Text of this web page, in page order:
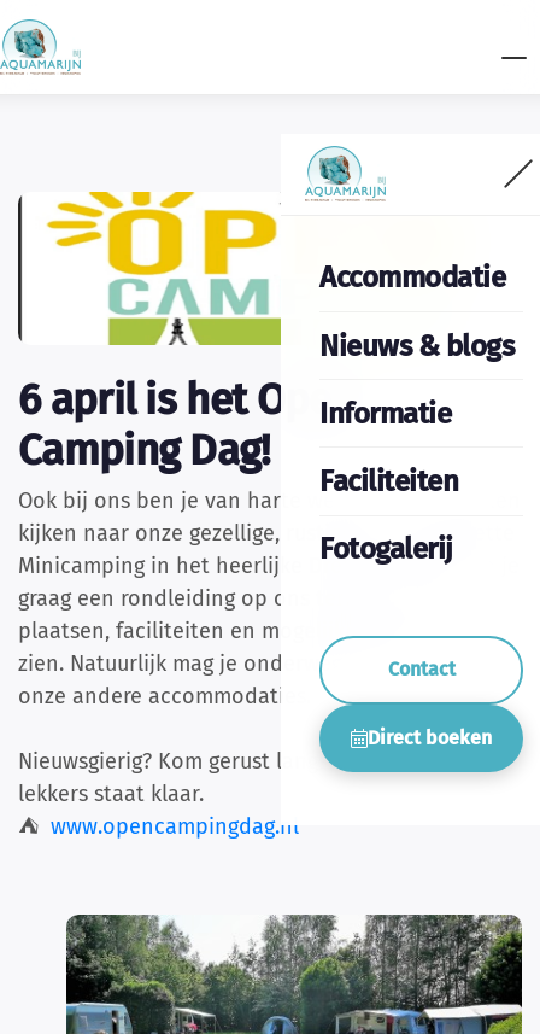
Accommodatie
Nieuws & blogs
Informatie
Faciliteiten
Fotogalerij
Contact
Direct boeken
6 april is het Open
Camping Dag!
Ook bij ons ben je van harte welkom om te komen
kijken naar onze gezellige, rustige, ruim opgezette
Minicamping in het heerlijke Drenthe. We geven je
graag een rondleiding op ons terrein om de
plaatsen, faciliteiten en mogelijkheden te laten
zien. Natuurlijk mag je onderweg ook gluren bij
onze andere accommodaties.
Nieuwsgierig? Kom gerust langs! De koffie met wat
lekkers staat klaar.
⛺️ www.opencampingdag.nl